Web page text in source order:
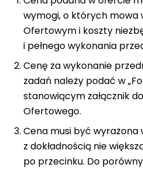
wymogi, o których mowa
Ofertowym i koszty
i pełnego wykonania
Cenę za wykonanie
zadań należy podać w
stanowiącym załącznik
Ofertowego.
Cena musi być wyrażona
z dokładnością nie
po przecinku. Do